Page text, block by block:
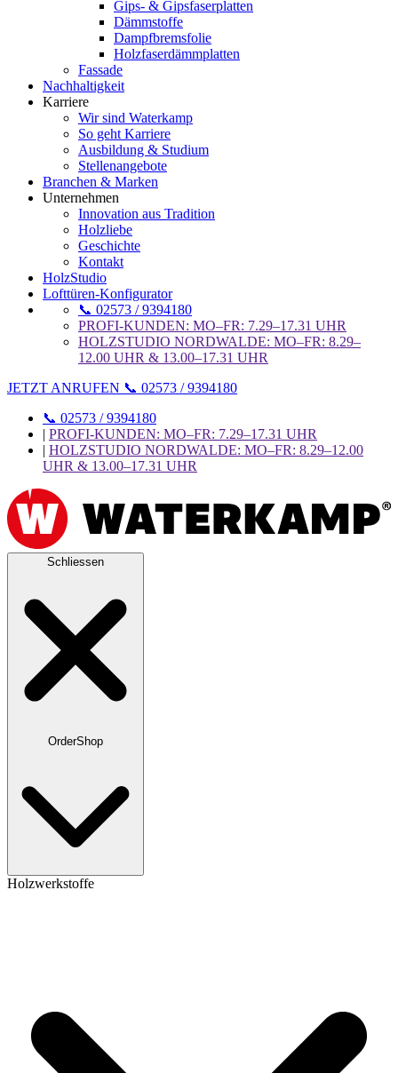
Gips- & Gipsfaserplatten
Dämmstoffe
Dampfbremsfolie
Holzfaserdämmplatten
Fassade
Nachhaltigkeit
Karriere
Wir sind Waterkamp
So geht Karriere
Ausbildung & Studium
Stellenangebote
Branchen & Marken
Unternehmen
Innovation aus Tradition
Holzliebe
Geschichte
Kontakt
HolzStudio
Lofttüren-Konfigurator
📞 02573 / 9394180
PROFI-KUNDEN: MO–FR: 7.29–17.31 UHR
HOLZSTUDIO NORDWALDE: MO–FR: 8.29–
12.00 UHR & 13.00–17.31 UHR
JETZT ANRUFEN 📞 02573 / 9394180
📞 02573 / 9394180
| PROFI-KUNDEN: MO–FR: 7.29–17.31 UHR
| HOLZSTUDIO NORDWALDE: MO–FR: 8.29–12.00
UHR & 13.00–17.31 UHR
Schliessen
OrderShop
Holzwerkstoffe